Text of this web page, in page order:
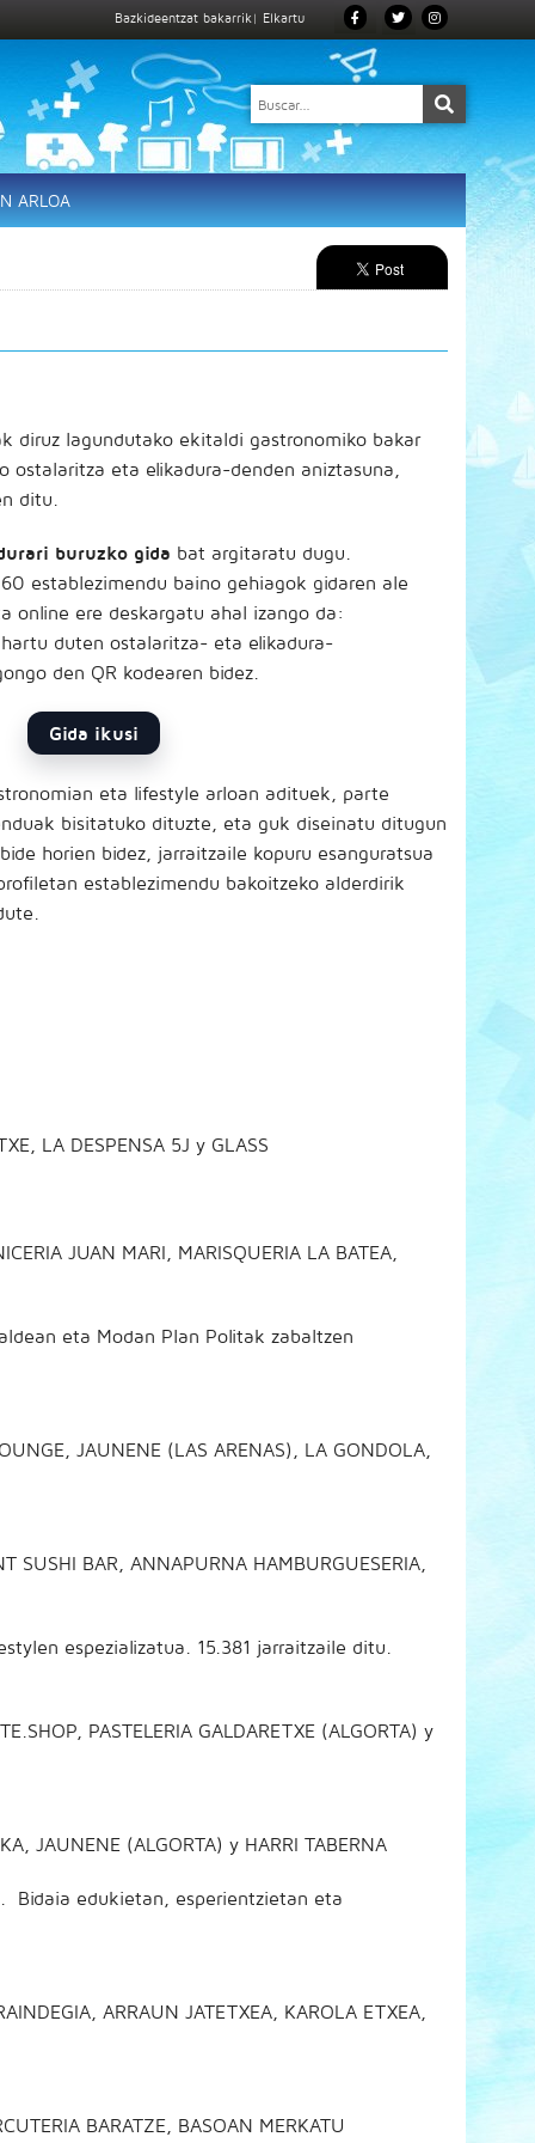
Bazkideentzat bakarrik | Elkartu
ARLOA
diruz lagundutako ekitaldi gastronomiko bakar
ostalaritza eta elikadura-denden aniztasuna,
ditu.
buruzko gida bat argitaratu dugu.
establezimendu baino gehiagok gidaren ale
online ere deskargatu ahal izango da:
duten ostalaritza- eta elikadura-
den QR kodearen bidez.
Gida ikusi
eta lifestyle arloan adituek, parte
bisitatuko dituzte, eta guk diseinatu ditugun
horien bidez, jarraitzaile kopuru esanguratsua
establezimendu bakoitzeko alderdirik
LA DESPENSA 5J y GLASS
JUAN MARI, MARISQUERIA LA BATEA,
eta Modan Plan Politak zabaltzen
JAUNENE (LAS ARENAS), LA GONDOLA,
SUSHI BAR, ANNAPURNA HAMBURGUESERIA,
espezializatua. 15.381 jarraitzaile ditu.
PASTELERIA GALDARETXE (ALGORTA) y
JAUNENE (ALGORTA) y HARRI TABERNA
Bidaia edukietan, esperientzietan eta
ARRAUN JATETXEA, KAROLA ETXEA,
BARATZE, BASOAN MERKATU